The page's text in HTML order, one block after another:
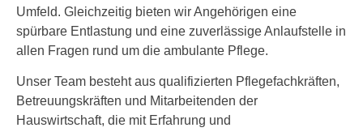
Umfeld. Gleichzeitig bieten wir Angehörigen eine
spürbare Entlastung und eine zuverlässige Anlaufstelle in
allen Fragen rund um die ambulante Pflege.
Unser Team besteht aus qualifizierten Pflegefachkräften,
Betreuungskräften und Mitarbeitenden der
Hauswirtschaft, die mit Erfahrung und